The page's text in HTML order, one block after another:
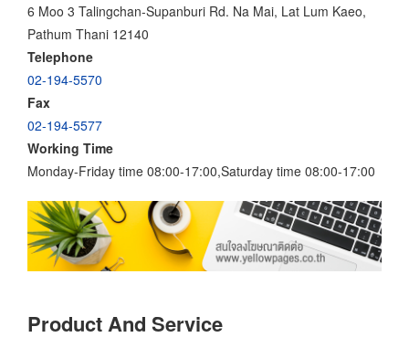
6 Moo 3 Talingchan-Supanburi Rd. Na Mai, Lat Lum Kaeo,
Pathum Thani 12140
Telephone
02-194-5570
Fax
02-194-5577
Working Time
Monday-Friday time 08:00-17:00,Saturday time 08:00-17:00
Product And Service